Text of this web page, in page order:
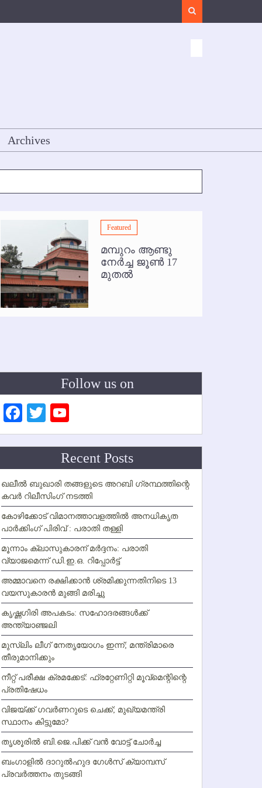
Archives
Featured
മമ്പുറം ആണ്ടു
നേര്‍ച്ച ജൂണ്‍ 17
മുതല്‍
Follow us on
Facebook
Twitter
Channel
Recent Posts
ഖലീല്‍ ബുഖാരി തങ്ങളുടെ അറബി ഗ്രന്ഥത്തിന്റെ
കവര്‍ റിലീസിംഗ് നടത്തി
കോഴിക്കോട് വിമാനത്താവളത്തില്‍ അനധികൃത
പാര്‍ക്കിംഗ് പിരിവ് : പരാതി തള്ളി
മൂന്നാം ക്ലാസുകാരന് മര്‍ദ്ദനം: പരാതി
വ്യാജമെന്ന് ഡി.ഇ.ഒ. റിപ്പോര്‍ട്ട്
അമ്മാവനെ രക്ഷിക്കാന്‍ ശ്രമിക്കുന്നതിനിടെ 13
വയസുകാരന്‍ മുങ്ങി മരിച്ചു
കൃഷ്ണഗിരി അപകടം: സഹോദരങ്ങള്‍ക്ക്
അന്ത്യാഞ്ജലി
മുസ്ലിം ലീഗ് നേതൃയോഗം ഇന്ന്; മന്ത്രിമാരെ
തീരുമാനിക്കും
നീറ്റ് പരീക്ഷ ക്രമക്കേട്: ഫ്രറ്റേണിറ്റി മൂവ്‌മെന്റിന്റെ
പ്രതിഷേധം
വിജയ്ക്ക് ഗവര്‍ണറുടെ ചെക്ക്; മുഖ്യമന്ത്രി
സ്ഥാനം കിട്ടുമോ?
തൃശൂരില്‍ ബി.ജെ.പിക്ക് വന്‍ വോട്ട് ചോര്‍ച്ച
ബംഗാളില്‍ ദാറുല്‍ഹുദ ഗേള്‍സ് ക്യാമ്പസ്
പ്രവര്‍ത്തനം തുടങ്ങി